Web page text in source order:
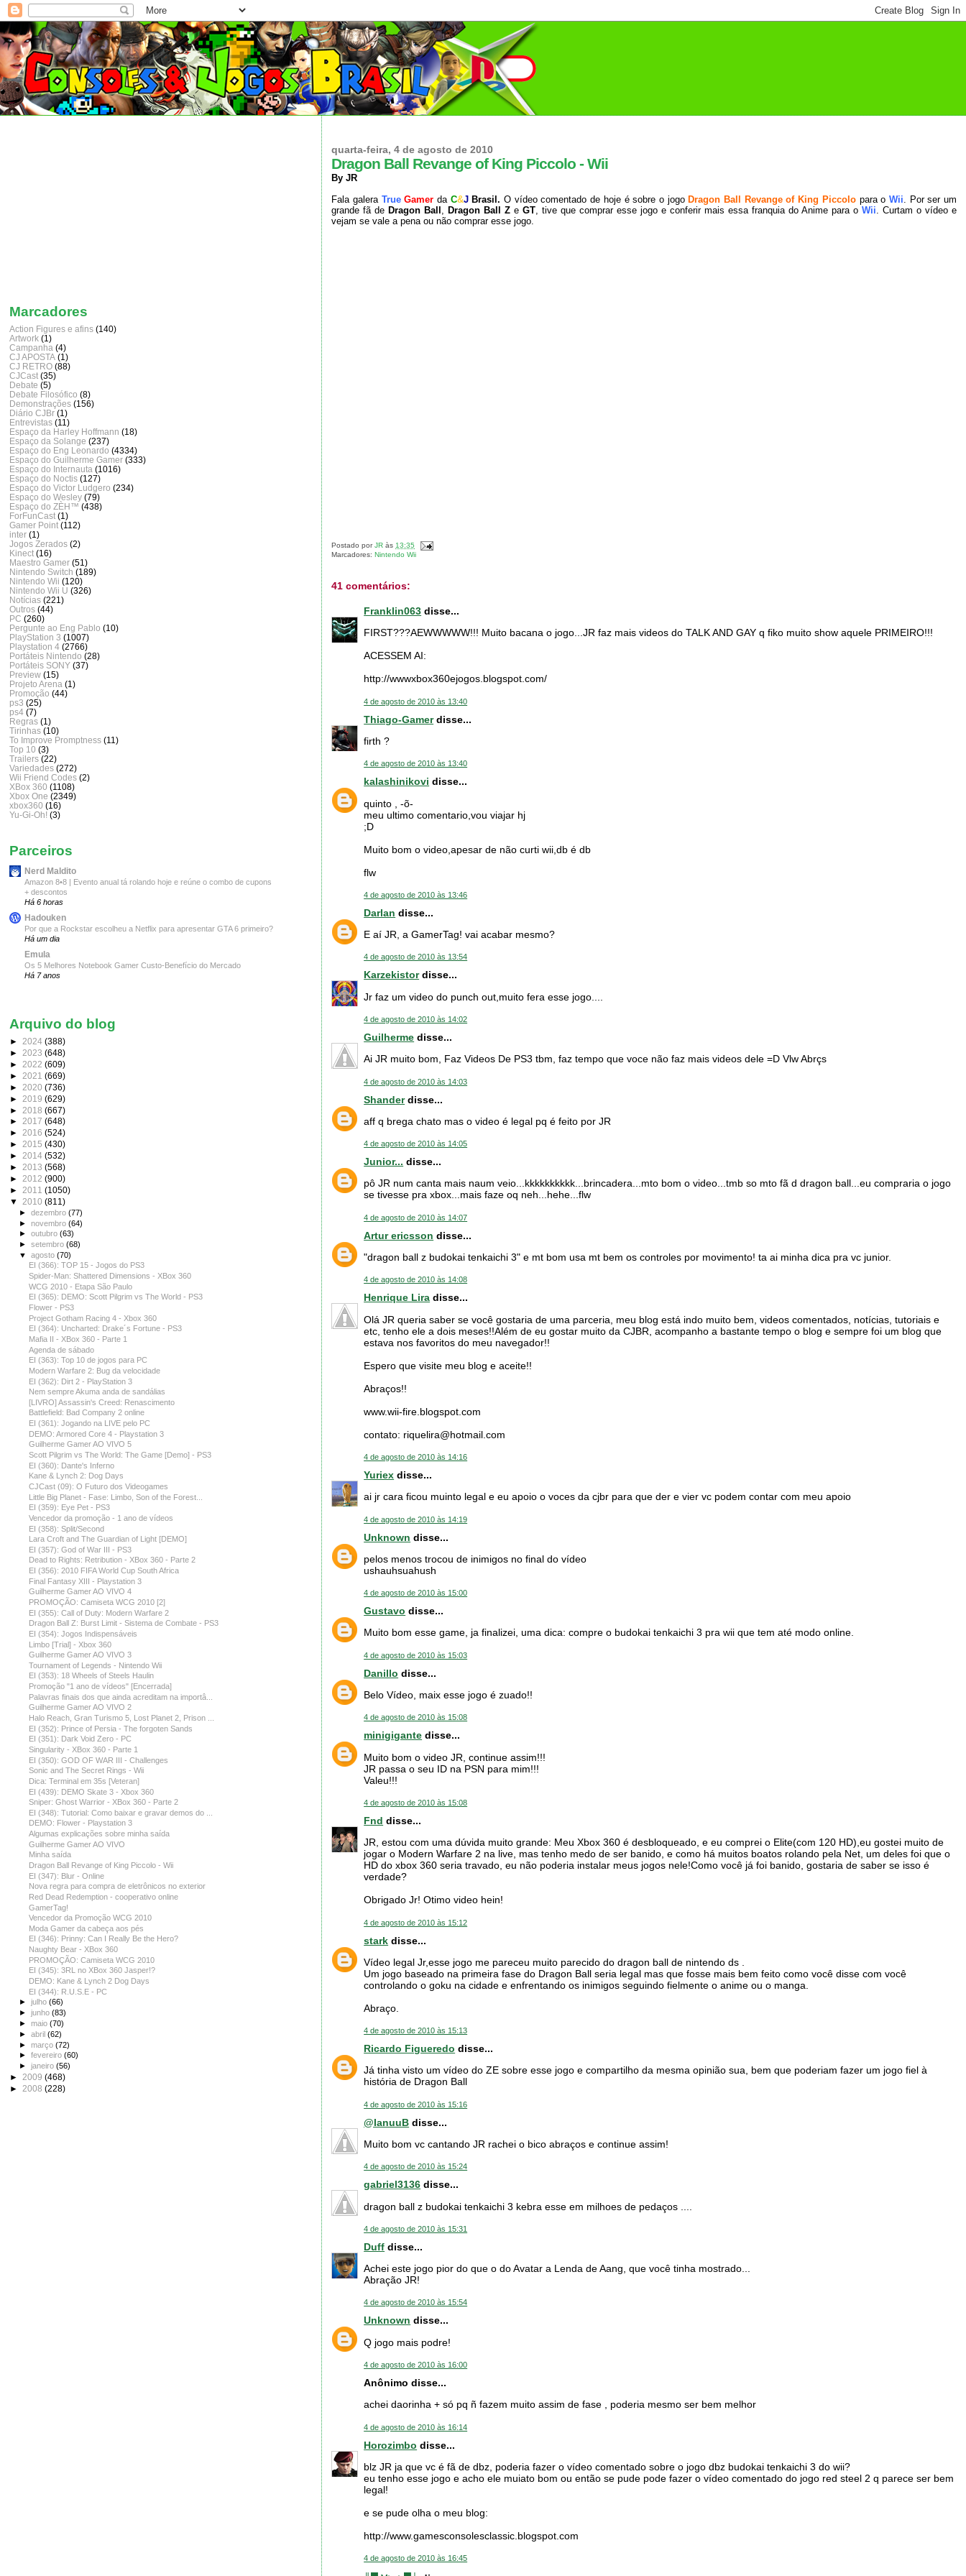
quarta-feira, 4 de agosto de 2010
Dragon Ball Revange of King Piccolo - Wii
By JR
Fala galera True Gamer da C&JBrasil. O vídeo comentado de hoje é sobre o jogo Dragon Ball Revange of King Piccolopara o Wii. Por ser um
grande fã de Dragon Ball , Dragon Ball Ze GT, tive que comprar esse jogo e conferir mais essa franquia do Anime para o Wii. Curtam o vídeo e
vejam se vale a pena ou não comprar esse jogo.
Postado porJRàs13:35
Marcadores:Nintendo Wii
41 comentários:
Franklin063 disse...
FIRST???AEWWWWW!!! Muito bacana o jogo...JR faz mais videos do TALK AND GAY q fiko muito show aquele PRIMEIRO!!!
ACESSEM AI:
http://wwwxbox360ejogos.blogspot.com/
4 de agosto de 2010 às 13:40
Thiago-Gamerdisse...
firth ?
4 de agosto de 2010 às 13:40
kalashinikovi disse...
quinto , -õ-
meu ultimo comentario,vou viajar hj
;D
Muito bom o video,apesar de não curti wii,db é db
flw
4 de agosto de 2010 às 13:46
Darlan disse...
E aí JR, a GamerTag! vai acabar mesmo?
4 de agosto de 2010 às 13:54
Karzekistordisse...
Jr faz um video do punch out,muito fera esse jogo....
4 de agosto de 2010 às 14:02
Guilherme disse...
Ai JR muito bom, Faz Videos De PS3 tbm, faz tempo que voce não faz mais videos dele =D Vlw Abrçs
4 de agosto de 2010 às 14:03
Shanderdisse...
aff q brega chato mas o video é legal pq é feito por JR
4 de agosto de 2010 às 14:05
Junior... disse...
pô JR num canta mais naum veio...kkkkkkkkkk...brincadera...mto bom o video...tmb so mto fã d dragon ball...eu compraria o jogo
se tivesse pra xbox...mais faze oq neh...hehe...flw
4 de agosto de 2010 às 14:07
Artur ericsson disse...
"dragon ball z budokai tenkaichi 3" e mt bom usa mt bem os controles por movimento! ta ai minha dica pra vc junior.
4 de agosto de 2010 às 14:08
Henrique Lira disse...
Olá JR queria saber se você gostaria de uma parceria, meu blog está indo muito bem, videos comentados, notícias, tutoriais e
etc, tenho ele a dois meses!!Além de eu gostar muito da CJBR, acompanho a bastante tempo o blog e sempre foi um blog que
estava nos favoritos do meu navegador!!
Espero que visite meu blog e aceite!!
Abraços!!
www.wii-fire.blogspot.com
contato: riquelira@hotmail.com
4 de agosto de 2010 às 14:16
Yuriex disse...
ai jr cara ficou muinto legal e eu apoio o voces da cjbr para que der e vier vc podem contar com meu apoio
4 de agosto de 2010 às 14:19
Unknown disse...
pelos menos trocou de inimigos no final do vídeo
ushauhsuahush
4 de agosto de 2010 às 15:00
Gustavo disse...
Muito bom esse game, ja finalizei, uma dica: compre o budokai tenkaichi 3 pra wii que tem até modo online.
4 de agosto de 2010 às 15:03
Danillo disse...
Belo Vídeo, maix esse jogo é zuado!!
4 de agosto de 2010 às 15:08
minigigante disse...
Muito bom o video JR, continue assim!!!
JR passa o seu ID na PSN para mim!!!
Valeu!!!
4 de agosto de 2010 às 15:08
Fnd disse...
JR, estou com uma dúvida muito grande: Meu Xbox 360 é desbloqueado, e eu comprei o Elite(com 120 HD),eu gostei muito de
jogar o Modern Warfare 2 na live, mas tenho medo de ser banido, e como há muitos boatos rolando pela Net, um deles foi que o
HD do xbox 360 seria travado, eu não poderia instalar meus jogos nele!Como você já foi banido, gostaria de saber se isso é
verdade?
Obrigado Jr! Otimo video hein!
4 de agosto de 2010 às 15:12
stark disse...
Vídeo legal Jr,esse jogo me pareceu muito parecido do dragon ball de nintendo ds .
Um jogo baseado na primeira fase do Dragon Ball seria legal mas que fosse mais bem feito como você disse com você
controlando o goku na cidade e enfrentando os inimigos seguindo fielmente o anime ou o manga.
Abraço.
4 de agosto de 2010 às 15:13
Ricardo Figueredo disse...
Já tinha visto um vídeo do ZE sobre esse jogo e compartilho da mesma opinião sua, bem que poderiam fazer um jogo fiel à
história de Dragon Ball
4 de agosto de 2010 às 15:16
@IanuuB disse...
Muito bom vc cantando JR rachei o bico abraços e continue assim!
4 de agosto de 2010 às 15:24
gabriel3136 disse...
dragon ball z budokai tenkaichi 3 kebra esse em milhoes de pedaços ....
4 de agosto de 2010 às 15:31
Duff disse...
Achei este jogo pior do que o do Avatar a Lenda de Aang, que você tinha mostrado...
Abração JR!
4 de agosto de 2010 às 15:54
Unknown disse...
Q jogo mais podre!
4 de agosto de 2010 às 16:00
Anônimo disse...
achei daorinha + só pq ñ fazem muito assim de fase , poderia mesmo ser bem melhor
4 de agosto de 2010 às 16:14
Horozimbo disse...
blz JR ja que vc é fã de dbz, poderia fazer o vídeo comentado sobre o jogo dbz budokai tenkaichi 3 do wii?
eu tenho esse jogo e acho ele muiato bom ou então se pude pode fazer o vídeo comentado do jogo red steel 2 q parece ser bem
legal!
e se pude olha o meu blog:
http://www.gamesconsolesclassic.blogspot.com
4 de agosto de 2010 às 16:45
Marcadores
Action Figures e afins (140)
Artwork (1)
Campanha (4)
CJ APOSTA (1)
CJ RETRO (88)
CJCast (35)
Debate (5)
Debate Filosófico (8)
Demonstrações (156)
Diário CJBr (1)
Entrevistas (11)
Espaço da Harley Hoffmann (18)
Espaço da Solange (237)
Espaço do Eng Leonardo (4334)
Espaço do Guilherme Gamer (333)
Espaço do Internauta (1016)
Espaço do Noctis (127)
Espaço do Victor Ludgero (234)
Espaço do Wesley (79)
Espaço do ZÈH™ (438)
ForFunCast (1)
Gamer Point (112)
inter (1)
Jogos Zerados (2)
Kinect (16)
Maestro Gamer (51)
Nintendo Switch (189)
Nintendo Wii (120)
Nintendo Wii U (326)
Notícias (221)
Outros (44)
PC (260)
Pergunte ao Eng Pablo (10)
PlayStation 3 (1007)
Playstation 4 (2766)
Portáteis Nintendo (28)
Portáteis SONY (37)
Preview (15)
Projeto Arena (1)
Promoção (44)
ps3 (25)
ps4 (7)
Regras (1)
Tirinhas (10)
To Improve Promptness (11)
Top 10 (3)
Trailers (22)
Variedades (272)
Wii Friend Codes (2)
XBox 360 (1108)
Xbox One (2349)
xbox360 (16)
Yu-Gi-Oh! (3)
Parceiros
Nerd Maldito
Amazon 8•8 | Evento anual tá rolando hoje e reúne o combo de cupons
+ descontos
Há 6 horas
Hadouken
Por que a Rockstar escolheu a Netflix para apresentar GTA 6 primeiro?
Há um dia
Emula
Os 5 Melhores Notebook Gamer Custo-Benefício do Mercado
Há 7 anos
Arquivo do blog
► 2024 (388)
► 2023 (648)
► 2022 (609)
► 2021 (669)
► 2020 (736)
► 2019 (629)
► 2018 (667)
► 2017 (648)
► 2016 (524)
► 2015 (430)
► 2014 (532)
► 2013 (568)
► 2012 (900)
► 2011 (1050)
▼ 2010 (811)
►dezembro(77)
►novembro(64)
►outubro(63)
►setembro(68)
▼agosto(70)
EI (366): TOP 15 - Jogos do PS3
Spider-Man: Shattered Dimensions - XBox 360
WCG 2010 - Etapa São Paulo
EI (365): DEMO: Scott Pilgrim vs The World - PS3
Flower - PS3
Project Gotham Racing 4 - Xbox 360
EI (364): Uncharted: Drake´s Fortune - PS3
Mafia II - XBox 360 - Parte 1
Agenda de sábado
EI (363): Top 10 de jogos para PC
Modern Warfare 2: Bug da velocidade
EI (362): Dirt 2 - PlayStation 3
Nem sempre Akuma anda de sandálias
[LIVRO] Assassin's Creed: Renascimento
Battlefield: Bad Company 2 online
EI (361): Jogando na LIVE pelo PC
DEMO: Armored Core 4 - Playstation 3
Guilherme Gamer AO VIVO 5
Scott Pilgrim vs The World: The Game [Demo] - PS3
EI (360): Dante's Inferno
Kane & Lynch 2: Dog Days
CJCast (09): O Futuro dos Videogames
Little Big Planet - Fase: Limbo, Son of the Forest...
EI (359): Eye Pet - PS3
Vencedor da promoção - 1 ano de vídeos
EI (358): Split/Second
Lara Croft and The Guardian of Light [DEMO]
EI (357): God of War III - PS3
Dead to Rights: Retribution - XBox 360 - Parte 2
EI (356): 2010 FIFA World Cup South Africa
Final Fantasy XIII - Playstation 3
Guilherme Gamer AO VIVO 4
PROMOÇÃO: Camiseta WCG 2010 [2]
EI (355): Call of Duty: Modern Warfare 2
Dragon Ball Z: Burst Limit - Sistema de Combate - PS3
EI (354): Jogos Indispensáveis
Limbo [Trial] - Xbox 360
Guilherme Gamer AO VIVO 3
Tournament of Legends - Nintendo Wii
EI (353): 18 Wheels of Steels Haulin
Promoção "1 ano de vídeos" [Encerrada]
Palavras finais dos que ainda acreditam na importâ...
Guilherme Gamer AO VIVO 2
Halo Reach, Gran Turismo 5, Lost Planet 2, Prison ...
EI (352): Prince of Persia - The forgoten Sands
EI (351): Dark Void Zero - PC
Singularity - XBox 360 - Parte 1
EI (350): GOD OF WAR III - Challenges
Sonic and The Secret Rings - Wii
Dica: Terminal em 35s [Veteran]
EI (439): DEMO Skate 3 - Xbox 360
Sniper: Ghost Warrior - XBox 360 - Parte 2
EI (348): Tutorial: Como baixar e gravar demos do ...
DEMO: Flower - Playstation 3
Algumas explicações sobre minha saída
Guilherme Gamer AO VIVO
Minha saída
Dragon Ball Revange of King Piccolo - Wii
EI (347): Blur - Online
Nova regra para compra de eletrônicos no exterior
Red Dead Redemption - cooperativo online
GamerTag!
Vencedor da Promoção WCG 2010
Moda Gamer da cabeça aos pés
EI (346): Prinny: Can I Really Be the Hero?
Naughty Bear - XBox 360
PROMOÇÃO: Camiseta WCG 2010
EI (345): 3RL no XBox 360 Jasper!?
DEMO: Kane & Lynch 2 Dog Days
EI (344): R.U.S.E - PC
►julho(66)
►junho(83)
►maio(70)
►abril(62)
►março(72)
►fevereiro(60)
►janeiro(56)
► 2009 (468)
► 2008 (228)